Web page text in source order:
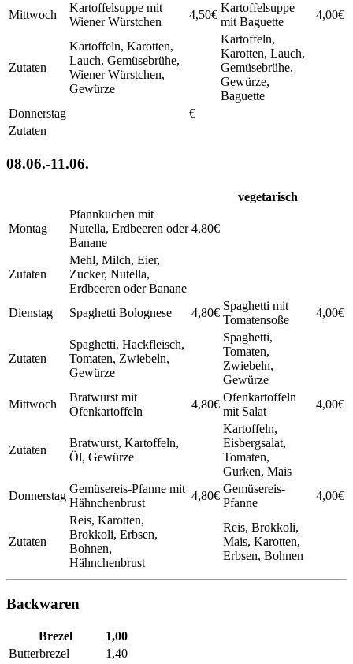
Mittwoch
Kartoffelsuppe mit
Wiener Würstchen
4,50€
Kartoffelsuppe
mit Baguette
4,00€
Zutaten
Kartoffeln, Karotten,
Lauch, Gemüsebrühe,
Wiener Würstchen,
Gewürze
Kartoffeln,
Karotten, Lauch,
Gemüsebrühe,
Gewürze,
Baguette
Donnerstag
€
Zutaten
08.06.-11.06.
vegetarisch
Montag
Pfannkuchen mit
Nutella, Erdbeeren oder
Banane
4,80€
Zutaten
Mehl, Milch, Eier,
Zucker, Nutella,
Erdbeeren oder Banane
Dienstag
Spaghetti Bolognese 4,80€
Spaghetti mit
Tomatensoße
4,00€
Zutaten
Spaghetti, Hackfleisch,
Tomaten, Zwiebeln,
Gewürze
Spaghetti,
Tomaten,
Zwiebeln,
Gewürze
Mittwoch
Bratwurst mit
Ofenkartoffeln
4,80€
Ofenkartoffeln
mit Salat
4,00€
Zutaten
Bratwurst, Kartoffeln,
Öl, Gewürze
Kartoffeln,
Eisbergsalat,
Tomaten,
Gurken, Mais
Donnerstag
Gemüsereis-Pfanne mit
Hähnchenbrust
4,80€
Gemüsereis-
Pfanne
4,00€
Zutaten
Reis, Karotten,
Brokkoli, Erbsen,
Bohnen,
Hähnchenbrust
Reis, Brokkoli,
Mais, Karotten,
Erbsen, Bohnen
Backwaren
Brezel
1,00
Butterbrezel
1,40